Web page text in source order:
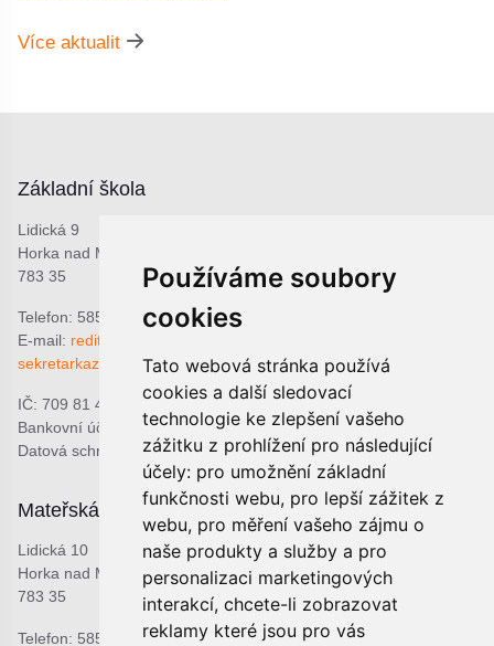
Používáme soubory
cookies
Tato webová stránka používá
cookies a další sledovací
technologie ke zlepšení vašeho
zážitku z prohlížení pro následující
účely: pro umožnění základní
funkčnosti webu, pro lepší zážitek z
webu, pro měření vašeho zájmu o
naše produkty a služby a pro
personalizaci marketingových
interakcí, chcete-li zobrazovat
reklamy které jsou pro vás
Více aktualit
Základní škola
Lidická 9
Horka nad Moravou
783 35
Telefon: 585 378 047
E-mail: reditel@zshorka.cz
sekretarkazshorka@seznam.cz
IČ: 709 81 493
Bankovní účet: 1809609309/0800
Datová schránka: bjema48
Mateřská škola
Lidická 10
Horka nad Moravou
783 35
Telefon: 585 378 068
Školní jídelna
Lidická 9
Horka nad Moravou
783 35
Telefon: 601 537 678